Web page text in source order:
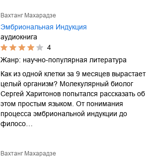
Вахтанг Махарадзе
Эмбриональная Индукция
аудиокнига
4
Жанр: научно-популярная литература
Как из одной клетки за 9 месяцев вырастает
целый организм? Молекулярный биолог
Сергей Харитонов попытался рассказать об
этом простым языком. От понимания
процесса эмбриональной индукции до
филосо…
Вахтанг Махарадзе